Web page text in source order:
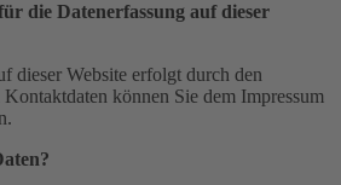
die Datenerfassung auf dieser
dieser Website erfolgt durch den
Kontaktdaten können Sie dem Impressum